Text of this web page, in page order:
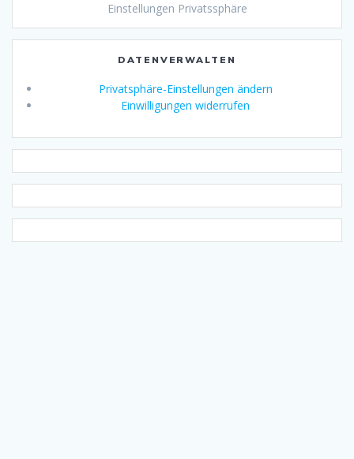
Einstellungen Privatssphäre
DATENVERWALTEN
Privatsphäre-Einstellungen ändern
Einwilligungen widerrufen